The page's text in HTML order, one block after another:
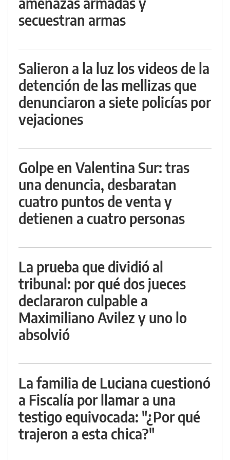
secuestran armas
Salieron a la luz los videos de la
detención de las mellizas que
denunciaron a siete policías por
vejaciones
Golpe en Valentina Sur: tras
una denuncia, desbaratan
cuatro puntos de venta y
detienen a cuatro personas
La prueba que dividió al
tribunal: por qué dos jueces
declararon culpable a
Maximiliano Avilez y uno lo
absolvió
La familia de Luciana cuestionó
a Fiscalía por llamar a una
testigo equivocada: "¿Por qué
trajeron a esta chica?"